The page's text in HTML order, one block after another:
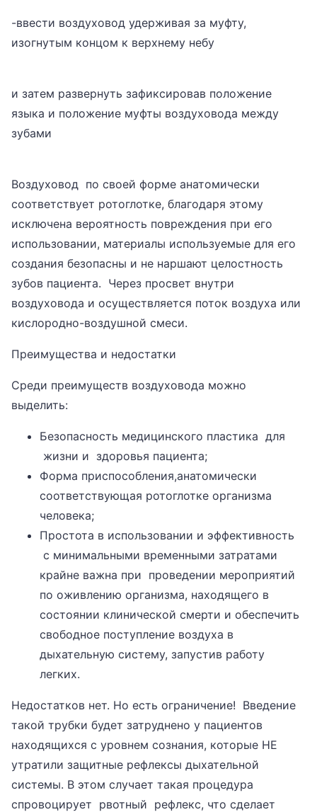
-ввести воздуховод удерживая за муфту,
изогнутым концом к верхнему небу
и затем развернуть зафиксировав положение
языка и положение муфты воздуховода между
зубами
Воздуховод по своей форме анатомически
соответствует ротоглотке, благодаря этому
исключена вероятность повреждения при его
использовании, материалы используемые для его
создания безопасны и не наршают целостность
зубов пациента. Через просвет внутри
воздуховода и осуществляется поток воздуха или
кислородно-воздушной смеси.
Преимущества и недостатки
Среди преимуществ воздуховода можно
выделить:
Безопасность медицинского пластика для
жизни и здоровья пациента;
Форма приспособления,анатомически
соответствующая ротоглотке организма
человека;
Простота в использовании и эффективность
с минимальными временными затратами
крайне важна при проведении мероприятий
по оживлению организма, находящего в
состоянии клинической смерти и обеспечить
свободное поступление воздуха в
дыхательную систему, запустив работу
легких.
Недостатков нет. Но есть ограничение! Введение
такой трубки будет затруднено у пациентов
находящихся с уровнем сознания, которые НЕ
утратили защитные рефлексы дыхательной
системы. В этом случает такая процедура
спровоцирует рвотный рефлекс, что сделает